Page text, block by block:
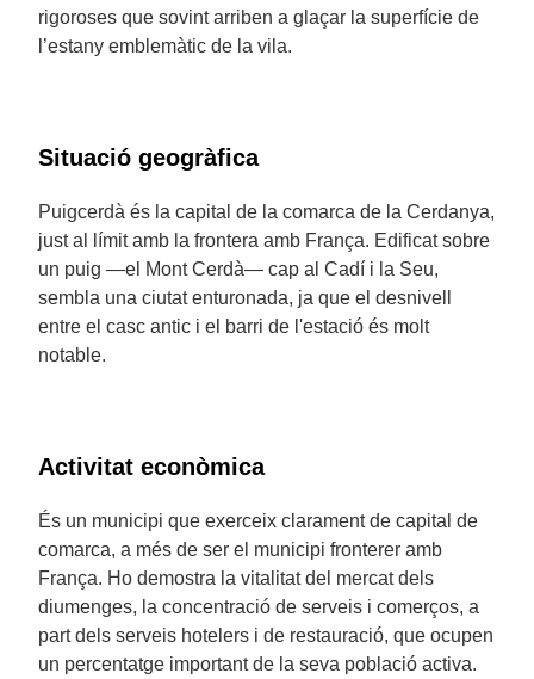
rigoroses que sovint arriben a glaçar la superfície de
l’estany emblemàtic de la vila.
Situació geogràfica
Puigcerdà és la capital de la comarca de la Cerdanya,
just al límit amb la frontera amb França. Edificat sobre
un puig —el Mont Cerdà— cap al Cadí i la Seu,
sembla una ciutat enturonada, ja que el desnivell
entre el casc antic i el barri de l'estació és molt
notable.
Activitat econòmica
És un municipi que exerceix clarament de capital de
comarca, a més de ser el municipi fronterer amb
França. Ho demostra la vitalitat del mercat dels
diumenges, la concentració de serveis i comerços, a
part dels serveis hotelers i de restauració, que ocupen
un percentatge important de la seva població activa.